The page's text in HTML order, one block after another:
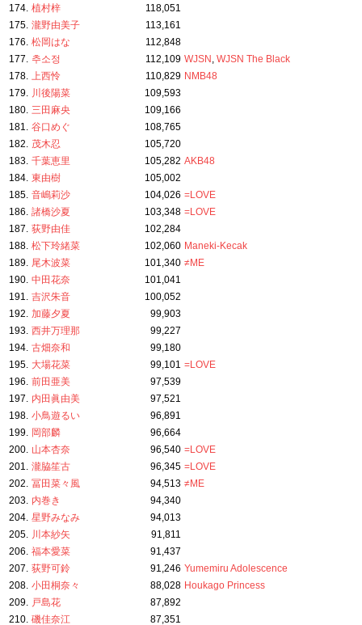
174. 植村梓
118,051
175. 瀧野由美子
113,161
176. 松岡はな
112,848
177. 추소정 112,109 WJSN , WJSN The Black
178. 上西怜 110,829 NMB48
179. 川後陽菜
109,593
180. 三田麻央
109,166
181. 谷口めぐ
108,765
182. 茂木忍
105,720
183. 千葉恵里 105,282 AKB48
184. 東由樹
105,002
185. 音嶋莉沙 104,026 =LOVE
186. 諸橋沙夏 103,348 =LOVE
187. 荻野由佳
102,284
188. 松下玲緒菜 102,060 Maneki-Kecak
189. 尾木波菜 101,340 ≠ME
190. 中田花奈
101,041
191. 吉沢朱音
100,052
192. 加藤夕夏
99,903
193. 西井万理那
99,227
194. 古畑奈和
99,180
195. 大場花菜 99,101 =LOVE
196. 前田亜美
97,539
197. 内田眞由美
97,521
198. 小鳥遊るい
96,891
199. 岡部麟
96,664
200. 山本杏奈 96,540 =LOVE
201. 瀧脇笙古 96,345 =LOVE
202. 冨田菜々風 94,513 ≠ME
203. 内巻き
94,340
204. 星野みなみ
94,013
205. 川本紗矢
91,811
206. 福本愛菜
91,437
207. 荻野可鈴 91,246 Yumemiru Adolescence
208. 小田桐奈々 88,028 Houkago Princess
209. 戸島花
87,892
210. 磯佳奈江 87,351